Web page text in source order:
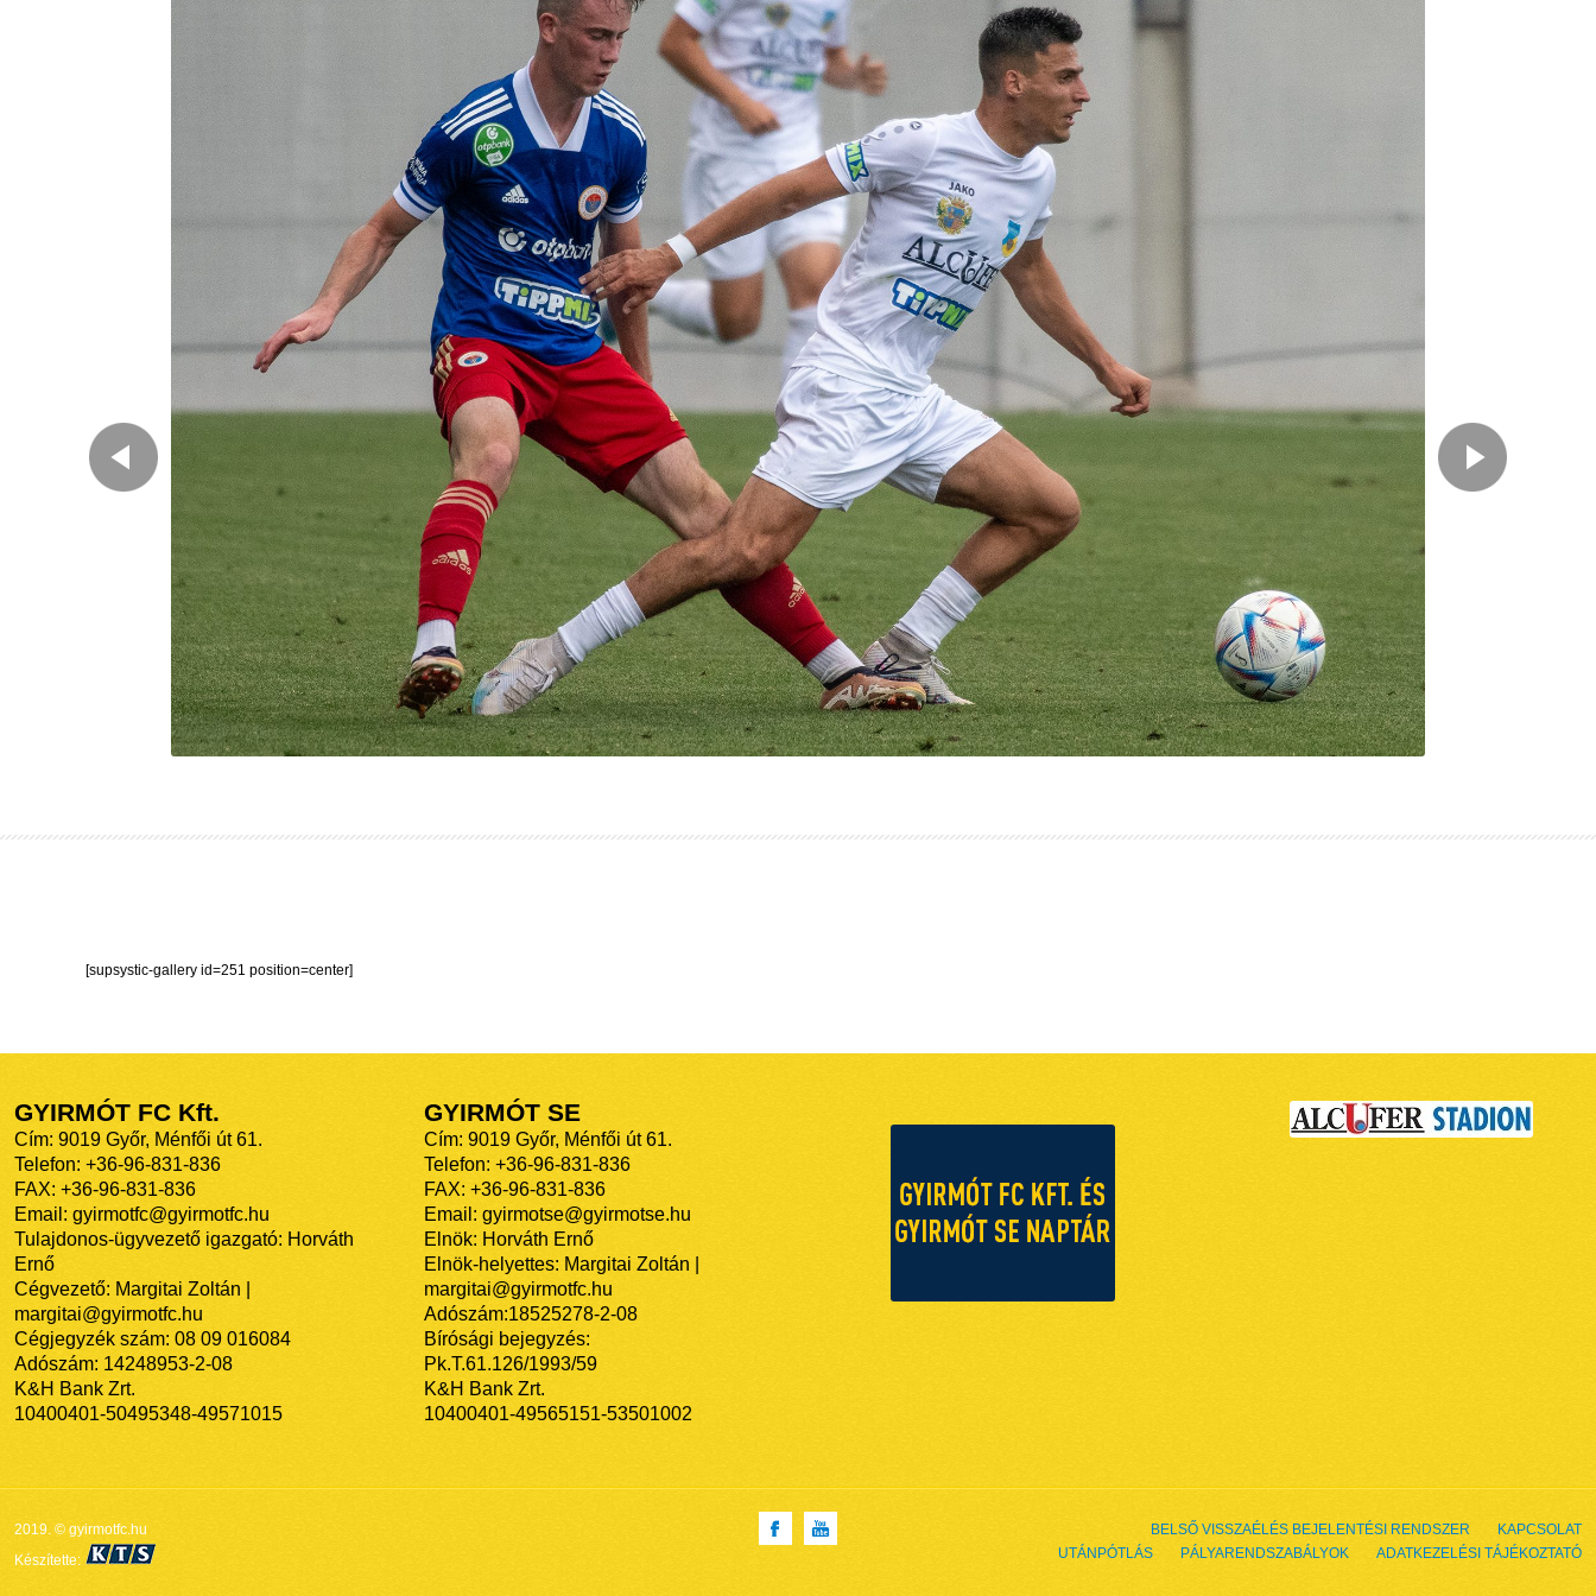
[supsystic-gallery id=251 position=center]
GYIRMÓT FC Kft.
Cím: 9019 Győr, Ménfői út 61.
Telefon: +36-96-831-836
FAX: +36-96-831-836
Email: gyirmotfc@gyirmotfc.hu
Tulajdonos-ügyvezető igazgató: Horváth
Ernő
Cégvezető: Margitai Zoltán |
margitai@gyirmotfc.hu
Cégjegyzék szám: 08 09 016084
Adószám: 14248953-2-08
K&H Bank Zrt.
10400401-50495348-49571015
GYIRMÓT SE
Cím: 9019 Győr, Ménfői út 61.
Telefon: +36-96-831-836
FAX: +36-96-831-836
Email: gyirmotse@gyirmotse.hu
Elnök: Horváth Ernő
Elnök-helyettes: Margitai Zoltán |
margitai@gyirmotfc.hu
Adószám:18525278-2-08
Bírósági bejegyzés:
Pk.T.61.126/1993/59
K&H Bank Zrt.
10400401-49565151-53501002
BELSŐ VISSZAÉLÉS BEJELENTÉSI RENDSZER
KAPCSOLAT
UTÁNPÓTLÁS
PÁLYARENDSZABÁLYOK ADATKEZELÉSI TÁJÉKOZTATÓ
2019. © gyirmotfc.hu
Készítette: